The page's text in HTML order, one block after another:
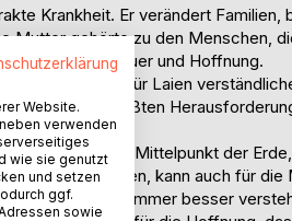
Krankheit. Er verändert
Mutter gehörte zu den Menschen,
zwischen Trauer und Hoffnung.
sondern eine für Laien
eine der größten
Mond und zum Mittelpunkt der
hinauszudenken, kann auch für die
Körpers immer besser
Website.
verwenden
wie sie genutzt
und setzen
ggf.
sowie